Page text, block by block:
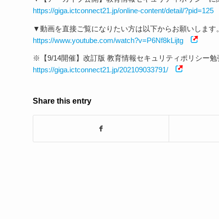
https://giga.ictconnect21.jp/online-content/detail/?pid=125
▼動画を直接ご覧になりたい方は以下からお願いします
https://www.youtube.com/watch?v=P6Nf8kLijtg
※【9/14開催】改訂版 教育情報セキュリティポリシー勉
https://giga.ictconnect21.jp/202109033791/
Share this entry